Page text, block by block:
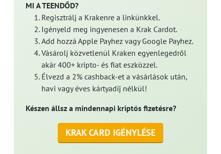
MI A TEENDŐD?
Regisztrálj a Krakenre a linkünkkel.
Igényeld meg ingyenesen a Krak Cardot.
Add hozzá Apple Payhez vagy Google Payhez.
Vásárolj közvetlenül Kraken egyenlegedről
akár 400+ kripto- és fiat eszközzel.
Élvezd a 2% cashback-et a vásárlások után,
havi vagy éves kártyadíj nélkül!
Készen állsz a mindennapi kriptós fizetésre?
KRAK CARD IGÉNYLÉSE